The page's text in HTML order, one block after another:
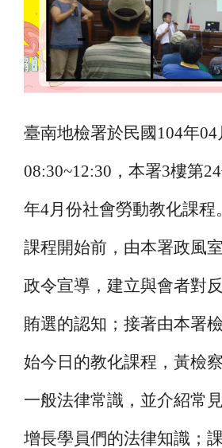
臺南地檢署於民國104年
08:30~12:30，本署3樓第
年4月份社會勞動教化課程
課程開始前，由本署政風
政令宣導，建立與會者對
賄選的認知；接著由本署
始今日的教化課程，黃檢
一般法律常識，並介紹常
增長學員們的法律知識；